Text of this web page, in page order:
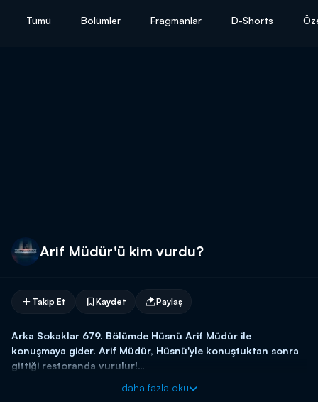
Tümü Bölümler Fragmanlar D-Shorts
Arif Müdür'ü kim vurdu?
Takip Et Kaydet Paylaş
Arka Sokaklar 679. Bölümde Hüsnü Arif Müdür ile
konuşmaya gider. Arif Müdür, Hüsnü'yle konuştuktan sonra
gittiği restoranda vurulur!
Arka Sokaklar aksiyon dolu bölümleriyle cuma akşamları saat
daha fazla oku